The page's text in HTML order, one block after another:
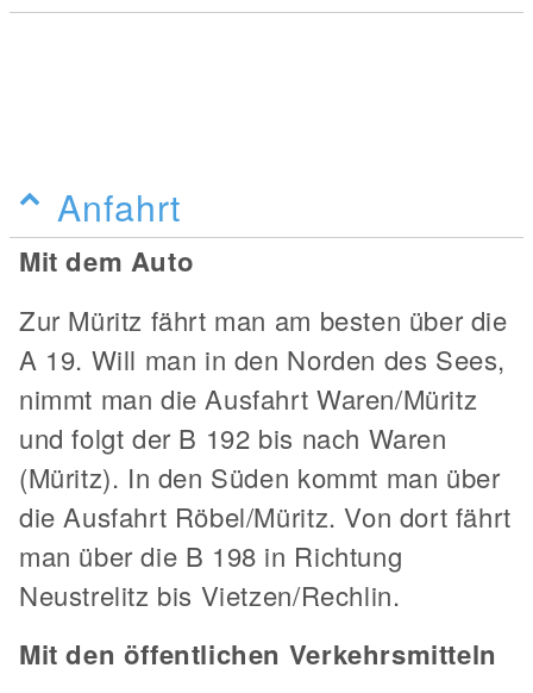
Anfahrt
Mit dem Auto
Zur Müritz fährt man am besten über die
A 19. Will man in den Norden des Sees,
nimmt man die Ausfahrt Waren/Müritz
und folgt der B 192 bis nach Waren
(Müritz). In den Süden kommt man über
die Ausfahrt Röbel/Müritz. Von dort fährt
man über die B 198 in Richtung
Neustrelitz bis Vietzen/Rechlin.
Mit den öffentlichen Verkehrsmitteln